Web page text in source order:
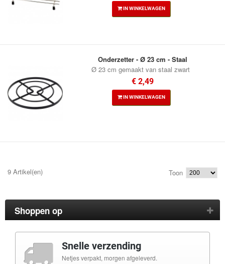
IN WINKELWAGEN
Onderzetter - Ø 23 cm - Staal
Ø 23 cm gemaakt van staal zwart
€ 2,49
IN WINKELWAGEN
9 Artikel(en) Toon
Shoppen op
Snelle verzending
Netjes verpakt, morgen afgeleverd.